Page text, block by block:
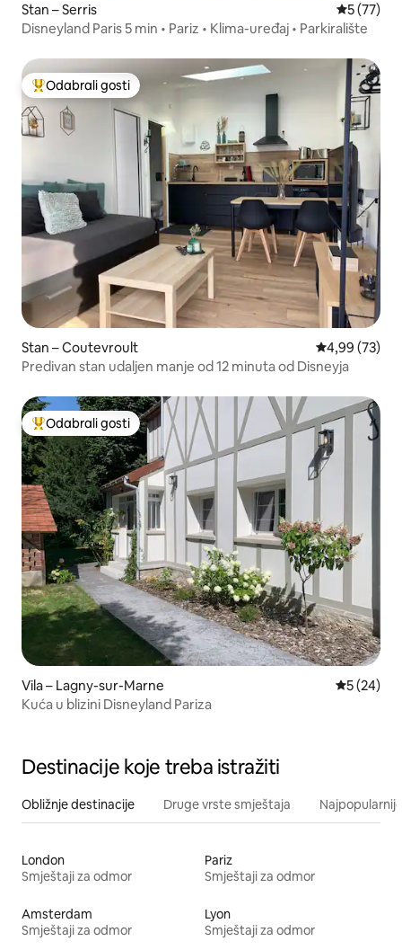
Stan – Serris Prosječna
5 (77)
Disneyland Paris 5 min • Pariz • Klima-uređaj • Parkiralište
Među najviše rangiranima s oznakom „Odabrali gosti”
Odabrali gosti
Stan – Coutevroult Prosječna
4,99 (73)
Predivan stan udaljen manje od 12 minuta od Disneyja
Među najviše rangiranima s oznakom „Odabrali gosti”
Odabrali gosti
Vila – Lagny-sur-Marne Prosječna
5 (24)
Kuća u blizini Disneyland Pariza
Destinacije koje treba istražiti
Obližnje destinacije Druge vrste smještaja
London
Smještaji za odmor
Pariz
Smještaji za odmor
Amsterdam
Smještaji za odmor
Lyon
Smještaji za odmor